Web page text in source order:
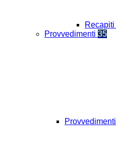
Provvedimenti 35